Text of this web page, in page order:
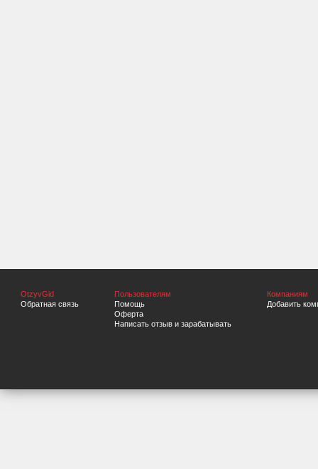
OtzyvGid
Обратная связь
Пользователям
Помощь
Оферта
Написать отзыв и зарабатывать
Компаниям
Добавить